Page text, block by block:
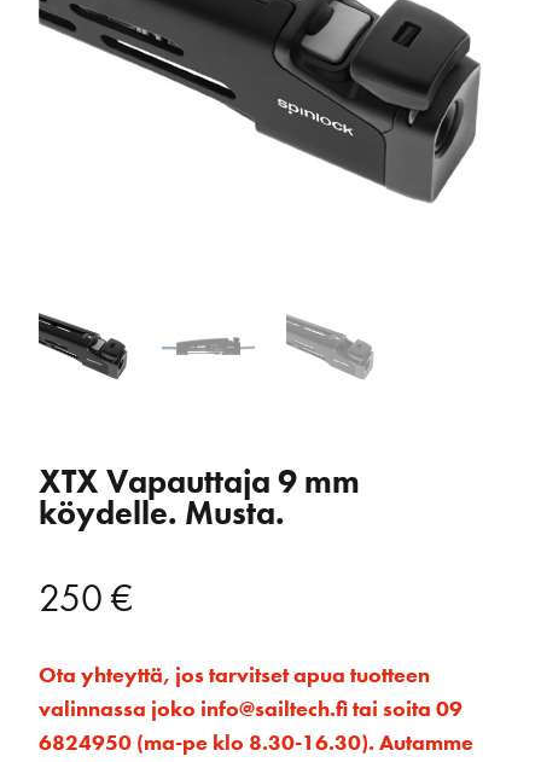
XTX Vapauttaja 9 mm
köydelle. Musta.
250€
Ota yhteyttä, jos tarvitset apua tuotteen
valinnassa joko info@sailtech.fi tai soita 09
6824950 (ma-pe klo 8.30-16.30). Autamme